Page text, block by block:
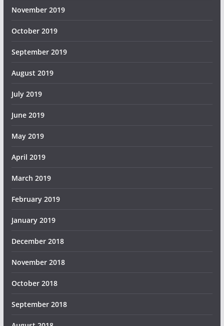
November 2019
October 2019
September 2019
August 2019
July 2019
June 2019
May 2019
April 2019
March 2019
February 2019
January 2019
December 2018
November 2018
October 2018
September 2018